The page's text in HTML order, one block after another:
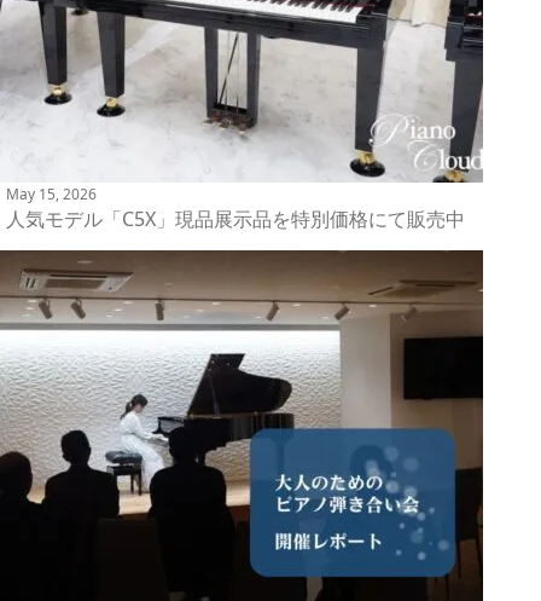
May 15, 2026
人気モデル「C5X」現品展示品を特別価格にて販売中